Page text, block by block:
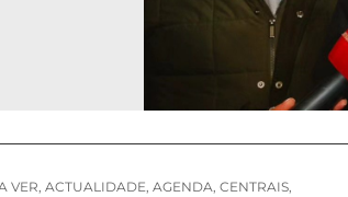
VER, ACTUALIDADE, AGENDA, CENTRAIS,